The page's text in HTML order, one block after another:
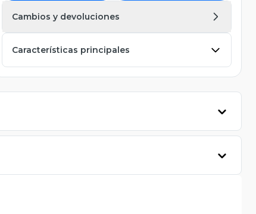
Cambios y devoluciones
Características principales